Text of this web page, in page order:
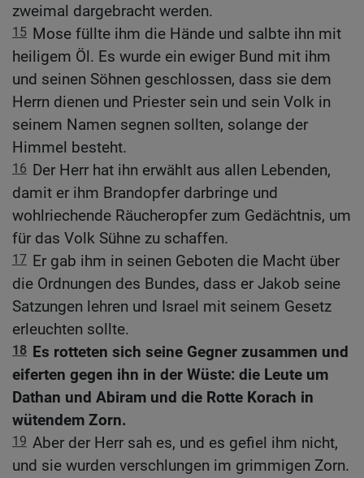
zweimal dargebracht werden.
15 Mose füllte ihm die Hände und salbte ihn mit
heiligem Öl. Es wurde ein ewiger Bund mit ihm
und seinen Söhnen geschlossen, dass sie dem
Herrn dienen und Priester sein und sein Volk in
seinem Namen segnen sollten, solange der
Himmel besteht.
16 Der Herr hat ihn erwählt aus allen Lebenden,
damit er ihm Brandopfer darbringe und
wohlriechende Räucheropfer zum Gedächtnis, um
für das Volk Sühne zu schaffen.
17 Er gab ihm in seinen Geboten die Macht über
die Ordnungen des Bundes, dass er Jakob seine
Satzungen lehren und Israel mit seinem Gesetz
erleuchten sollte.
18 Es rotteten sich seine Gegner zusammen und
eiferten gegen ihn in der Wüste: die Leute um
Dathan und Abiram und die Rotte Korach in
wütendem Zorn.
19 Aber der Herr sah es, und es gefiel ihm nicht,
und sie wurden verschlungen im grimmigen Zorn.